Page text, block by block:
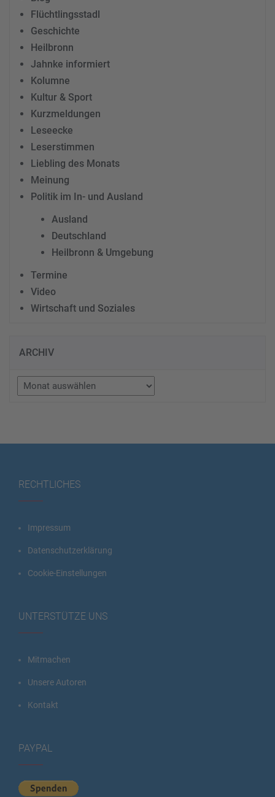
Flüchtlingsstadl
Geschichte
Heilbronn
Jahnke informiert
Kolumne
Kultur & Sport
Kurzmeldungen
Leseecke
Leserstimmen
Liebling des Monats
Meinung
Politik im In- und Ausland
Ausland
Deutschland
Heilbronn & Umgebung
Termine
Video
Wirtschaft und Soziales
ARCHIV
Archiv
RECHTLICHES
Impressum
Datenschutzerklärung
Cookie-Einstellungen
UNTERSTÜTZE UNS
Mitmachen
Unsere Autoren
Kontakt
PAYPAL